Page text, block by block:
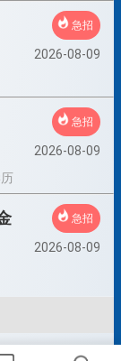
急招
2026-08-09
急招
2026-08-09
急招
2026-08-09